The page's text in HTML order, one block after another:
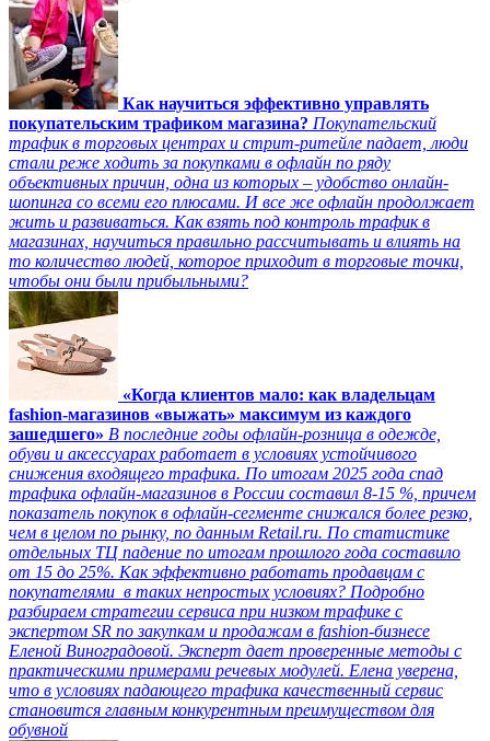
Как научиться эффективно управлять
покупательским трафиком магазина? Покупательский
трафик в торговых центрах и стрит-ритейле падает, люди
стали реже ходить за покупками в офлайн по ряду
объективных причин, одна из которых – удобство онлайн-
шопинга со всеми его плюсами. И все же офлайн продолжает
жить и развиваться. Как взять под контроль трафик в
магазинах, научиться правильно рассчитывать и влиять на
то количество людей, которое приходит в торговые точки,
чтобы они были прибыльными?
«Когда клиентов мало: как владельцам
fashion-магазинов «выжать» максимум из каждого
зашедшего» В последние годы офлайн-розница в одежде,
обуви и аксессуарах работает в условиях устойчивого
снижения входящего трафика. По итогам 2025 года спад
трафика офлайн-магазинов в России составил 8-15 %, причем
показатель покупок в офлайн-сегменте снижался более резко,
чем в целом по рынку, по данным Retail.ru. По статистике
отдельных ТЦ падение по итогам прошлого года составило
от 15 до 25%. Как эффективно работать продавцам с
покупателями в таких непростых условиях? Подробно
разбираем стратегии сервиса при низком трафике с
экспертом SR по закупкам и продажам в fashion-бизнесе
Еленой Виноградовой. Эксперт дает проверенные методы с
практическими примерами речевых модулей. Елена уверена,
что в условиях падающего трафика качественный сервис
становится главным конкурентным преимуществом для
обувной